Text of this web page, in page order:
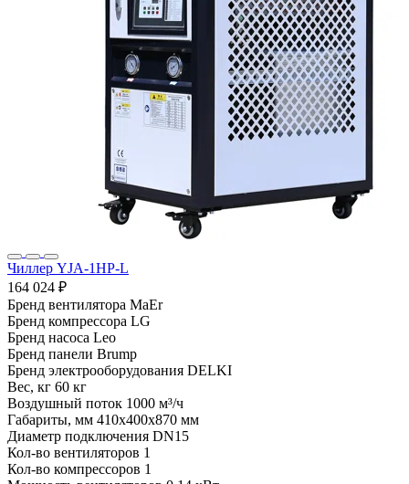
Чиллер YJA-1HP-L
164 024 ₽
Бренд вентилятора MaEr
Бренд компрессора LG
Бренд насоса Leo
Бренд панели Brump
Бренд электрооборудования DELKI
Вес, кг 60 кг
Воздушный поток 1000 м³/ч
Габариты, мм 410x400x870 мм
Диаметр подключения DN15
Кол-во вентиляторов 1
Кол-во компрессоров 1